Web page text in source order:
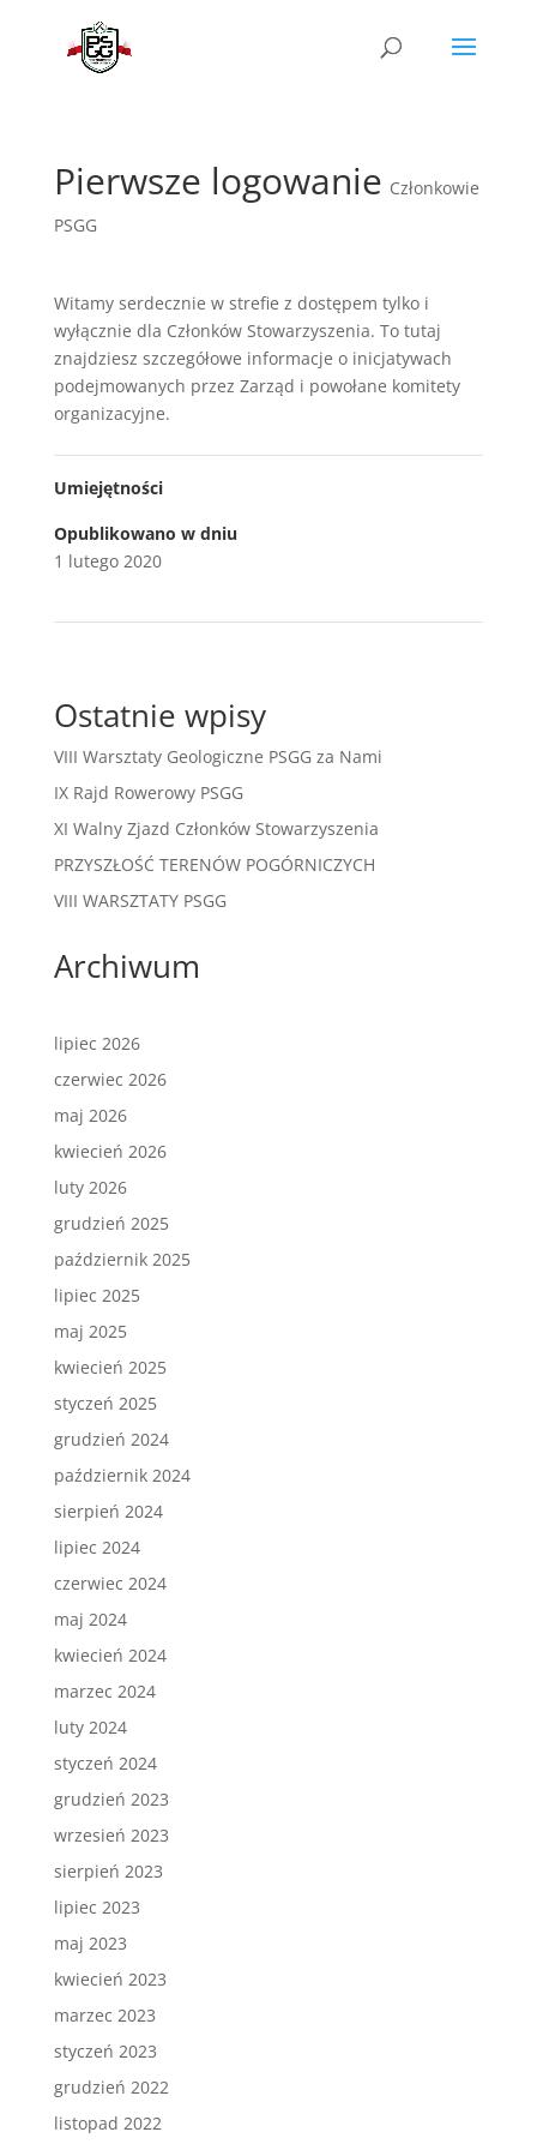
Pierwsze logowanie Członkowie
PSGG
Witamy serdecznie w strefie z dostępem tylko i
wyłącznie dla Członków Stowarzyszenia. To tutaj
znajdziesz szczegółowe informacje o inicjatywach
podejmowanych przez Zarząd i powołane komitety
organizacyjne.
Umiejętności
Opublikowano w dniu
1 lutego 2020
Ostatnie wpisy
VIII Warsztaty Geologiczne PSGG za Nami
IX Rajd Rowerowy PSGG
XI Walny Zjazd Członków Stowarzyszenia
PRZYSZŁOŚĆ TERENÓW POGÓRNICZYCH
VIII WARSZTATY PSGG
Archiwum
lipiec 2026
czerwiec 2026
maj 2026
kwiecień 2026
luty 2026
grudzień 2025
październik 2025
lipiec 2025
maj 2025
kwiecień 2025
styczeń 2025
grudzień 2024
październik 2024
sierpień 2024
lipiec 2024
czerwiec 2024
maj 2024
kwiecień 2024
marzec 2024
luty 2024
styczeń 2024
grudzień 2023
wrzesień 2023
sierpień 2023
lipiec 2023
maj 2023
kwiecień 2023
marzec 2023
styczeń 2023
grudzień 2022
listopad 2022